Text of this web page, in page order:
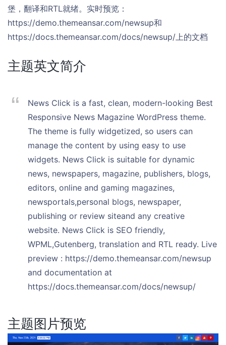
堡，翻译和RTL就绪。实时预览：
https://demo.themeansar.com/newsup和
https://docs.themeansar.com/docs/newsup/上的文档
主题英文简介
News Click is a fast, clean, modern-looking Best
Responsive News Magazine WordPress theme.
The theme is fully widgetized, so users can
manage the content by using easy to use
widgets. News Click is suitable for dynamic
news, newspapers, magazine, publishers, blogs,
editors, online and gaming magazines,
newsportals,personal blogs, newspaper,
publishing or review siteand any creative
website. News Click is SEO friendly,
WPML,Gutenberg, translation and RTL ready. Live
preview : https://demo.themeansar.com/newsup
and documentation at
https://docs.themeansar.com/docs/newsup/
主题图片预览